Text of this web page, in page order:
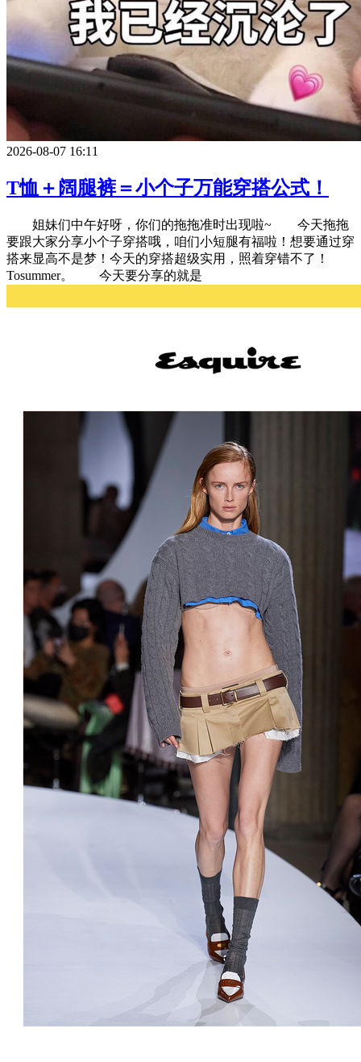
2026-08-07 16:11
T恤＋阔腿裤＝小个子万能穿搭公式！
姐妹们中午好呀，你们的拖拖准时出现啦~ 今天拖拖
要跟大家分享小个子穿搭哦，咱们小短腿有福啦！想要通过穿
搭来显高不是梦！今天的穿搭超级实用，照着穿错不了！
Tosummer。 今天要分享的就是